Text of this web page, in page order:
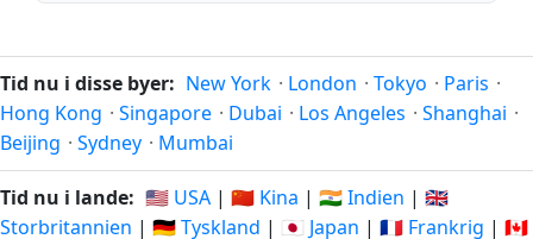
Tid nu i disse byer: New York · London · Tokyo · Paris ·
Hong Kong · Singapore · Dubai · Los Angeles · Shanghai ·
Beijing · Sydney · Mumbai
Tid nu i lande: 🇺🇸 USA | 🇨🇳 Kina | 🇮🇳 Indien | 🇬🇧
Storbritannien | 🇩🇪 Tyskland | 🇯🇵 Japan | 🇫🇷 Frankrig | 🇨🇦